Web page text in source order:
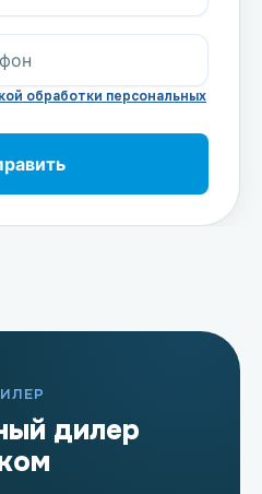
обработки персональных
дилер